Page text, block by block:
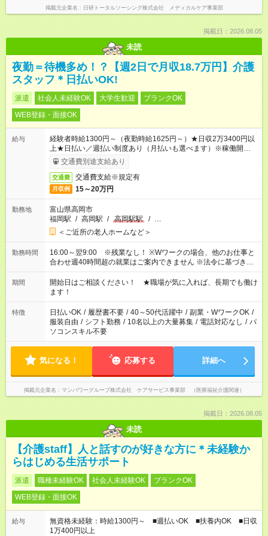
掲載元企業名 日研トータルソーシング株式会社 メディカルケア事業部
掲載日：2026.08.05
未読
夜勤＝待機多め！？【週2日で月収18.7万円】介護
スタッフ＊日払いOK!
派遣 社会人未経験OK 大学生歓迎
ブランクOK
WEB登録・面接OK
給与
経験者時給1300円～（夜勤時給1625円～）★日収2万3400円以
上★日払い／週払い制度あり（月払いも選べます）※稼働開始時
は手続き完了次第のお支払いとなります。
交通費別途支給あり
交通費 交通費支給※規定有
月収例 15～20万円
勤務地
富山県高岡市
福岡駅 / 高岡駅 / 高岡駅駅 / …
＜ご近所の老人ホームなど＞
勤務時間
16:00～翌9:00 ※残業なし！ ※Wワークの場合、他のお仕事と
合わせ週40時間超の就業はご案内できません ※法令に基づき、
週20時間以上勤務は社会保険への加入対象となります ※労働者
派遣法（日雇い派遣の原則禁止）により、短時間・短期間の就
業はご案内が難しい場合があります
期間
開始日はご相談ください！ ★職場が気に入れば、長期でも働け
ます！
特徴 日払いOK / 履歴書不要 / 40～50代活躍中 / 副業・WワークOK /
服装自由 / シフト勤務 / 10名以上の大量募集 / 電話対応なし / パ
ソコンスキル不要
気になる！ 応募する 詳細へ
掲載元企業名 マンパワーグループ株式会社 ケアサービス事業部 （医療福祉介護関連）
掲載日：2026.08.05
未読
【介護staff】人と話すのが好きな方に＊未経験か
らはじめる生活サポート
派遣 職種未経験OK 社会人未経験OK
ブランクOK
WEB登録・面接OK
給与
無資格未経験：時給1300円～ ■週払いOK ■扶養内OK ■日収
1万400円以上